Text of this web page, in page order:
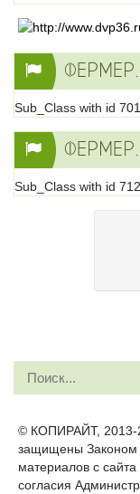
Sub_Class with id
Sub_Class with id
© КОПИРАЙТ, 2013-
защищены Законом
материалов с
согласия